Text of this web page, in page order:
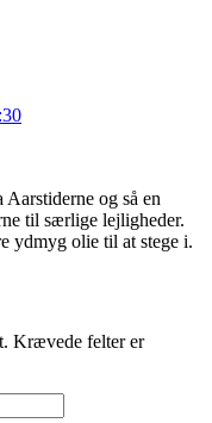
og så en
til særlige lejligheder.
ydmyg olie til at stege i.
Krævede felter er